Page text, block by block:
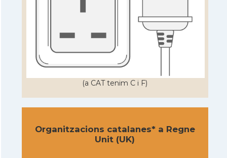
(a CAT tenim C i F)
Organitzacions catalanes* a Regne
Unit (UK)